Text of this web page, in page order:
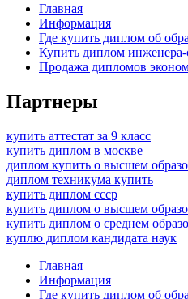
Главная
Информация
Где купить диплом об
Купить диплом инженера-
Продажа дипломов
Партнеры
купить аттестат за 9 класс
купить диплом в москве
диплом купить о высшем
диплом техникума купить
купить диплом ссср
купить диплом о высшем
купить диплом о среднем
куплю диплом кандидата наук
Главная
Информация
Где купить диплом об